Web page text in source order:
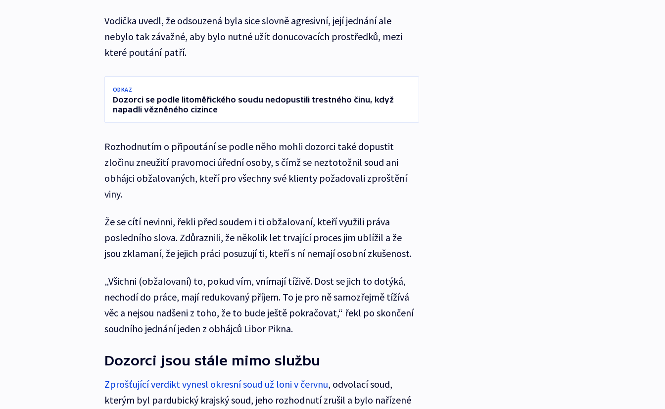
Vodička uvedl, že odsouzená byla sice slovně agresivní, její jednání ale
nebylo tak závažné, aby bylo nutné užít donucovacích prostředků, mezi
které poutání patří.
ODKAZ
Dozorci se podle litoměřického soudu nedopustili trestného činu, když
napadli vězněného cizince
Rozhodnutím o připoutání se podle něho mohli dozorci také dopustit
zločinu zneužití pravomoci úřední osoby, s čímž se neztotožnil soud ani
obhájci obžalovaných, kteří pro všechny své klienty požadovali zproštění
viny.
Že se cítí nevinni, řekli před soudem i ti obžalovaní, kteří využili práva
posledního slova. Zdůraznili, že několik let trvající proces jim ublížil a že
jsou zklamaní, že jejich práci posuzují ti, kteří s ní nemají osobní zkušenost.
„Všichni (obžalovaní) to, pokud vím, vnímají tíživě. Dost se jich to dotýká,
nechodí do práce, mají redukovaný příjem. To je pro ně samozřejmě tížívá
věc a nejsou nadšeni z toho, že to bude ještě pokračovat,“ řekl po skončení
soudního jednání jeden z obhájců Libor Pikna.
Dozorci jsou stále mimo službu
Zprošťující verdikt vynesl okresní soud už loni v červnu, odvolací soud,
kterým byl pardubický krajský soud, jeho rozhodnutí zrušil a bylo nařízené